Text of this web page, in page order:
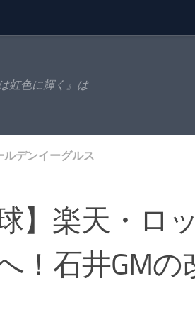
虹色に輝く』は
ルデンイーグルス
球】楽天・ロ
！石井GMの